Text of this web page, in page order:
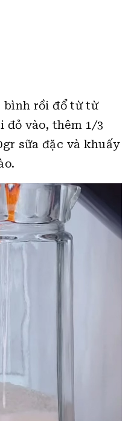
bình rồi đổ từ từ
đỏ vào, thêm 1/3
sữa đặc và khuấy